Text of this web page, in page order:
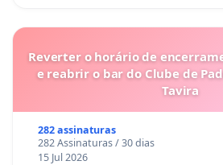
Reverter o horário de
e reabrir o bar do Clube de
Tavira
282 assinaturas
282 Assinaturas / 30 dias
15 Jul 2026